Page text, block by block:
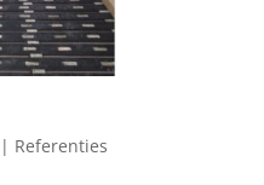
| Referenties